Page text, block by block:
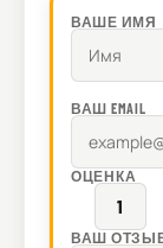
ВАШЕ ИМЯ
ВАШ EMAIL
ОЦЕНКА
1
ВАШ